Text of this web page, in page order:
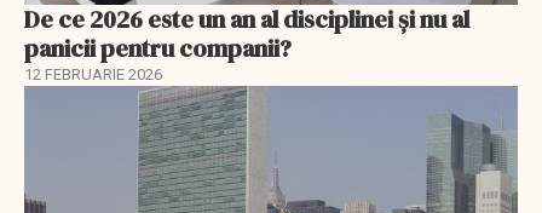
De ce 2026 este un an al disciplinei și nu al
panicii pentru companii?
12 FEBRUARIE 2026